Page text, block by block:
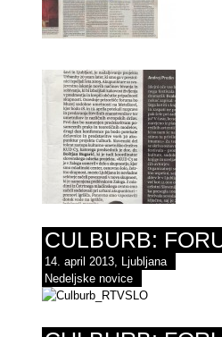
CULBURB:
14. april 2013, Ljubljana
Nedeljske novice